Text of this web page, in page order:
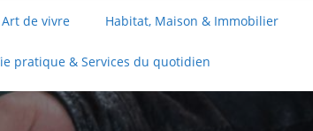
de vivre Habitat, Maison & Immobilier
pratique & Services du quotidien